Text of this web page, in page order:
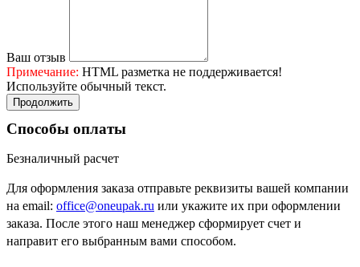
Ваш отзыв
Примечание: HTML разметка не поддерживается!
Используйте обычный текст.
Продолжить
Способы оплаты
Безналичный расчет
Для оформления заказа отправьте реквизиты вашей компании
на email: office@oneupak.ru или укажите их при оформлении
заказа. После этого наш менеджер сформирует счет и
направит его выбранным вами способом.